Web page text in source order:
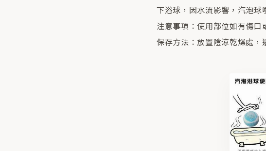
下浴球，因水流影響，汽泡球
注意事項：使用部位如有傷口
保存方法：放置陰涼乾燥處，